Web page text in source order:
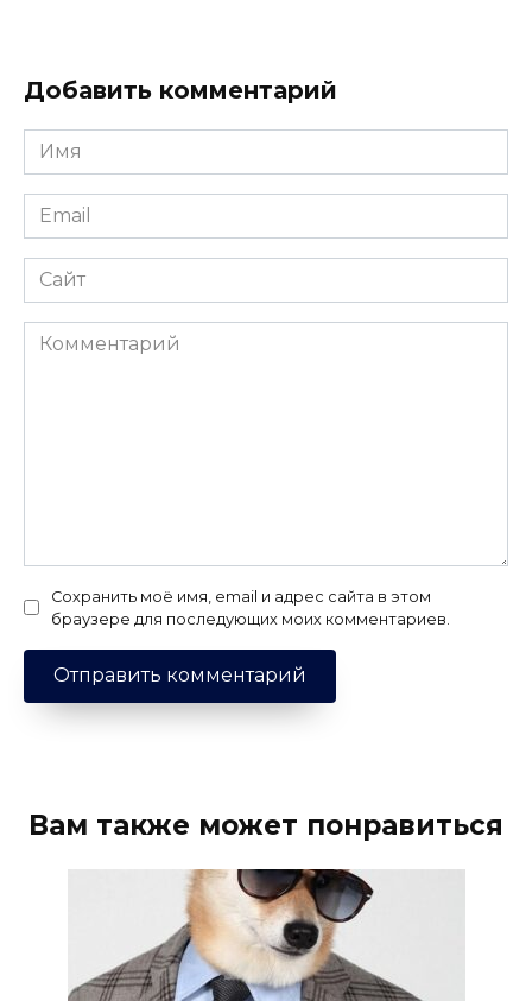
Добавить комментарий
Имя
*
Email
*
Сайт
Комментарий
Сохранить моё имя, email и адрес сайта в этом
браузере для последующих моих комментариев.
Вам также может понравиться